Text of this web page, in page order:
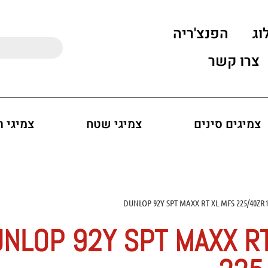
הפנצ'ריה
צרו קשר
צמיגים סינים צמיגי שטח
92Y SPT MAXX